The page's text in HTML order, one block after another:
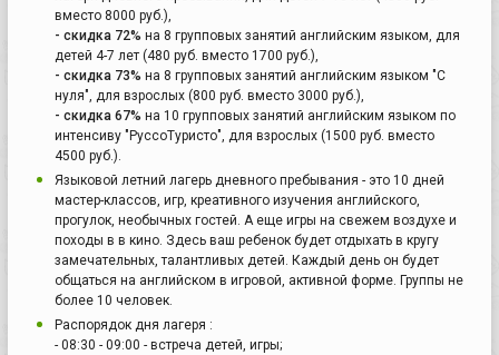
вместо 8000 руб.),
- скидка 72% на 8 групповых занятий английским языком, для
детей 4-7 лет (480 руб. вместо 1700 руб.),
- скидка 73% на 8 групповых занятий английским языком "С
нуля", для взрослых (800 руб. вместо 3000 руб.),
- скидка 67% на 10 групповых занятий английским языком по
интенсиву "РуссоТуристо", для взрослых (1500 руб. вместо
4500 руб.).
Языковой летний лагерь дневного пребывания - это 10 дней
мастер-классов, игр, креативного изучения английского,
прогулок, необычных гостей. А еще игры на свежем воздухе и
походы в в кино. Здесь ваш ребенок будет отдыхать в кругу
замечательных, талантливых детей. Каждый день он будет
общаться на английском в игровой, активной форме. Группы не
более 10 человек.
Распорядок дня лагеря :
- 08:30 - 09:00 - встреча детей, игры;